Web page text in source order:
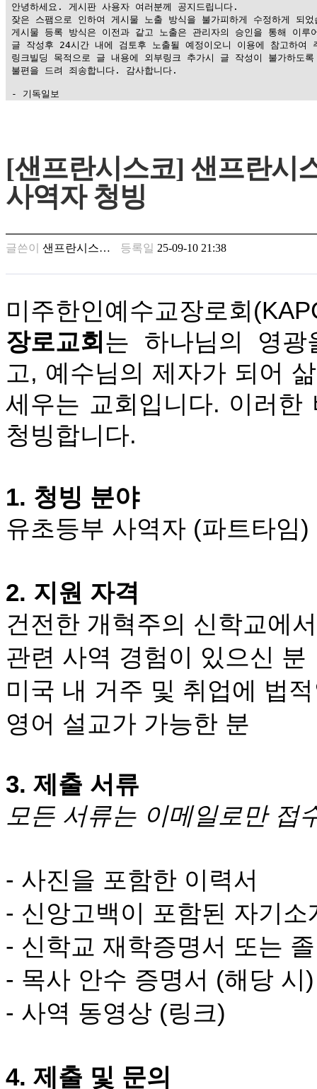
안녕하세요. 게시판 사용자 여러분께 공지드립니다.
잦은 스팸으로 인하여 게시물 노출 방식을 불가피하게 수정하게 되었
게시물 등록 방식은 이전과 같고 노출은 관리자의 승인을 통해 이루
글 작성후 24시간 내에 검토후 노출될 예정이오니 이용에 참고하여
링크빌딩 목적으로 글 내용에 외부링크 추가시 글 작성이 불가하도
불편을 드려 죄송합니다. 감사합니다.
- 기독일보
남
기
은
링
크
minky
합
체
출
장
안
마
러
주
야
비
아
탑-
프
릴
리
구
발
기
치
약
임
코
아
제
트
[샌프란시스코] 샌프란시
사역자 청빙
글쓴이 샌프란시스… 등록일 25-09-10 21:38
미주한인예수교장로회
장로교회는 하나님의 영
고 , 예수님의 제자가 되어
세우는 교회입니다. 이러한
청빙합니다.
1. 청빙 분야
유초등부 사역자 (파트타임)
2. 지원 자격
건전한 개혁주의 신학교에
관련 사역 경험이 있으신 분
미국 내 거주 및 취업에 법
영어 설교가 가능한 분
3. 제출 서류
모든 서류는 이메일로만 접
- 사진을 포함한 이력서
- 신앙고백이 포함된 자기소
- 신학교 재학증명서 또는
- 목사 안수 증명서 (해당 시)
- 사역 동영상 (링크)
4. 제출 및 문의